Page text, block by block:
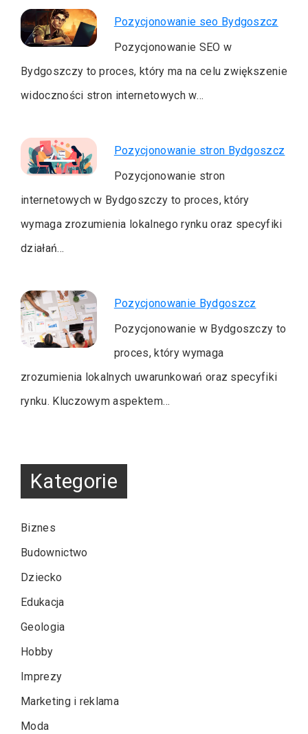
Pozycjonowanie seo Bydgoszcz
Pozycjonowanie SEO w
Bydgoszczy to proces, który ma na celu zwiększenie
widoczności stron internetowych w…
Pozycjonowanie stron Bydgoszcz
Pozycjonowanie stron
internetowych w Bydgoszczy to proces, który
wymaga zrozumienia lokalnego rynku oraz specyfiki
działań…
Pozycjonowanie Bydgoszcz
Pozycjonowanie w Bydgoszczy to
proces, który wymaga
zrozumienia lokalnych uwarunkowań oraz specyfiki
rynku. Kluczowym aspektem…
Kategorie
Biznes
Budownictwo
Dziecko
Edukacja
Geologia
Hobby
Imprezy
Marketing i reklama
Moda